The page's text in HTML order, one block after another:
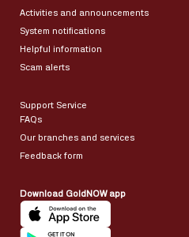
Activities and announcements
System notifications
Helpful information
Scam alerts
Support Service
FAQs
Our branches and services
Feedback form
Download GoldNOW app